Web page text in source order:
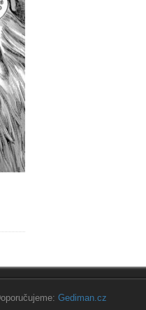
Gediman.cz